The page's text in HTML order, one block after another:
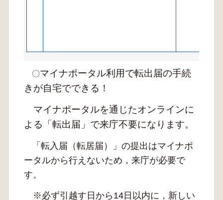
〇マイナポータル利用で転出届の手続
きが自宅でできる！
マイナポータルを通じたオンラインに
よる「転出届」で来庁不要になります。
「転入届（転居届）」の提出はマイナポ
ータルから行えないため，来庁が必要で
す。
※必ず引越す日から14日以内に，新しい